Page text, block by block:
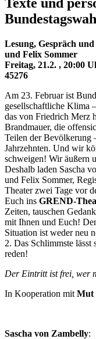
Lesung, Gespräch
und Felix Sommer
Freitag, 21.2. , 20:00
45276
Am 23. Februar ist
gesellschaftliche Klima
das von Friedrich Merz
Brandmauer, die
Teilen der Bevölkerung
Jahrzehnten. Und wir
schweigen! Wir äußern
Deshalb laden Sascha
und Felix Sommer,
Theater zwei Tage vor
Euch ins GREND-
Zeiten, tauschen
mit Ihnen und Euch!
Situation ist weder neu
2. Das Schlimmste lässt
reden!
Der Eintritt ist frei, wer
In Kooperation mit Mut
Sascha von Zambelly: